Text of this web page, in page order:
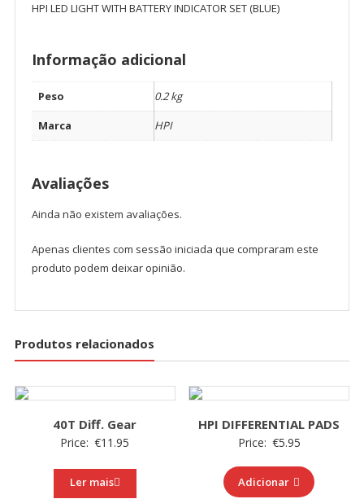
HPI LED LIGHT WITH BATTERY INDICATOR SET (BLUE)
Informação adicional
Peso
0.2 kg
Marca
HPI
Avaliações
Ainda não existem avaliações.
Apenas clientes com sessão iniciada que compraram este
produto podem deixar opinião.
Produtos relacionados
40T Diff. Gear
Price: €11.95
Ler mais
HPI DIFFERENTIAL PADS
Price: €5.95
Adicionar